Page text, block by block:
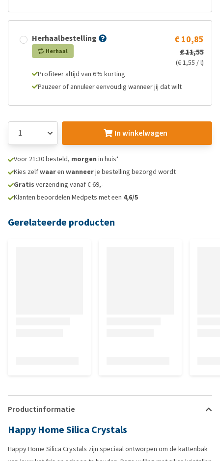
Herhaalbestelling
Herhaal
€ 10,85
€ 11,55
(€ 1,55 / l)
Profiteer altijd van 6% korting
Pauzeer of annuleer eenvoudig wanneer jij dat wilt
In winkelwagen
Voor 21:30 besteld, morgen in huis*
Kies zelfwaaren wanneerje bestelling bezorgd wordt
Gratis verzending vanaf € 69,-
Klanten beoordelen Medpets met een 4,6/5
Gerelateerde producten
Productinformatie
Happy Home Silica Crystals
Happy Home Silica Crystals zijn speciaal ontworpen om de kattenbak